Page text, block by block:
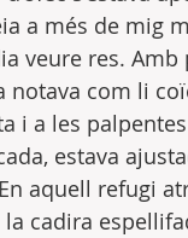
a més de mig
veure res.
notava com li
i a les
estava
aquell refugi
cadira